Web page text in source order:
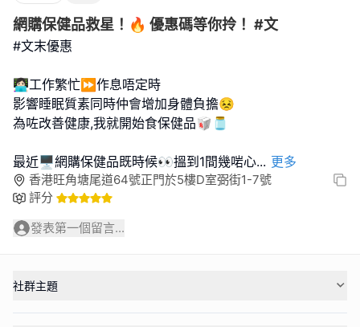
網購保健品救星！🔥 優惠碼等你拎！ #文
#文末優惠
👩🏻‍💻工作繁忙⏩作息唔定時
影響睡眠質素​同時仲會增加身體負擔😣
為咗改善健康,我就開始食保健品🥡🫙
最近🖥️網購保健品既時候👀搵到1間幾啱心... 更多
香港旺角塘尾道64號正門於5樓D室弼街1-7號
評分
發表第一個留言...
社群主題